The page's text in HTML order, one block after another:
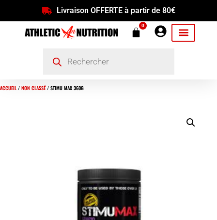
Livraison OFFERTE à partir de 80€
0
ACCUEIL/ NON CLASSÉ/ STIMU MAX 360G